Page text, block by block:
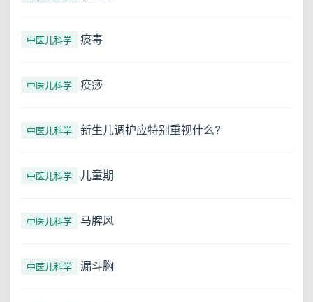
中医儿科学 痰毒
中医儿科学 疫痧
中医儿科学 新生儿调护应特别重视什么?
中医儿科学 儿童期
中医儿科学 马脾风
中医儿科学 漏斗胸